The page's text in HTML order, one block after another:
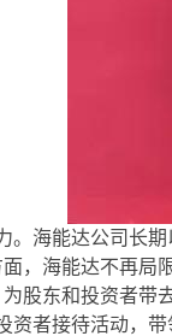
。海能达公司长
，海能达不再局
股东和投资者带
资者接待活动，